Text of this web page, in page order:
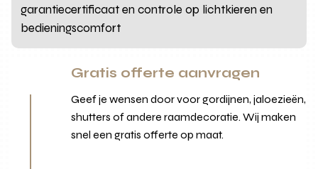
garantiecertificaat en controle op lichtkieren en
bedieningscomfort
Gratis offerte aanvragen
Geef je wensen door voor gordijnen, jaloezieën,
shutters of andere raamdecoratie. Wij maken
snel een gratis offerte op maat.